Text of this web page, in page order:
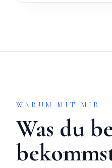
WARUM MIT MIR
Was du